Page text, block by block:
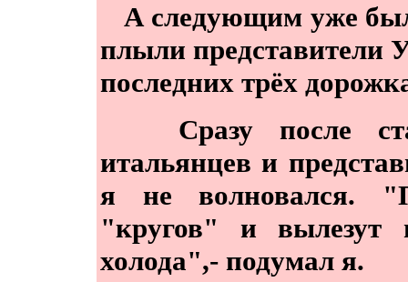
А следующим уже
плыли представители
последних трёх
Сразу после
итальянцев и
я не волновался.
"кругов" и вылезут
холода",- подумал я.